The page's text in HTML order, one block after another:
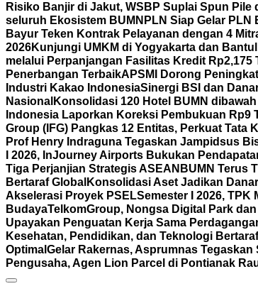
Risiko Banjir di Jakut, WSBP Suplai Spun Pile
seluruh Ekosistem BUMN PLN Siap Gelar
Bayur Teken Kontrak Pelayanan dengan 4
2026Kunjungi UMKM di Yogyakarta dan
melalui Perpanjangan Fasilitas Kredit Rp2,175
Penerbangan TerbaikAPSMI Dorong
Industri Kakao IndonesiaSinergi BSI dan
Nasional Konsolidasi 120 Hotel BUMN
Indonesia Laporkan Koreksi Pembukuan Rp9
Group (IFG) Pangkas 12 Entitas, Perkuat Tata
Prof Henry Indraguna Tegaskan Jampidsus
I 2026, InJourney Airports Bukukan
Tiga Perjanjian Strategis ASEAN BUMN Terus
Bertaraf Global Konsolidasi Aset Jadikan
Akselerasi Proyek PSELSemester I 2026, TPK
BudayaTelkomGroup, Nongsa Digital Park
Upayakan Penguatan Kerja Sama
Kesehatan, Pendidikan, dan Teknologi
Optimal Gelar Rakernas, Asprumnas
Pengusaha, Agen Lion Parcel di Pontianak